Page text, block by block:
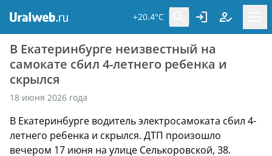
+20.4°C
В Екатеринбурге неизвестный на
самокате сбил 4-летнего ребенка и
скрылся
18 июня 2026 года
В Екатеринбурге водитель электросамоката сбил 4-
летнего ребенка и скрылся. ДТП произошло
вечером 17 июня на улице Селькоровской, 38.